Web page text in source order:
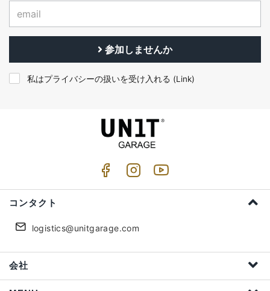
参加しませんか
私はプライバシーの扱いを受け入れる (Link)
コンタクト
logistics@unitgarage.com
会社